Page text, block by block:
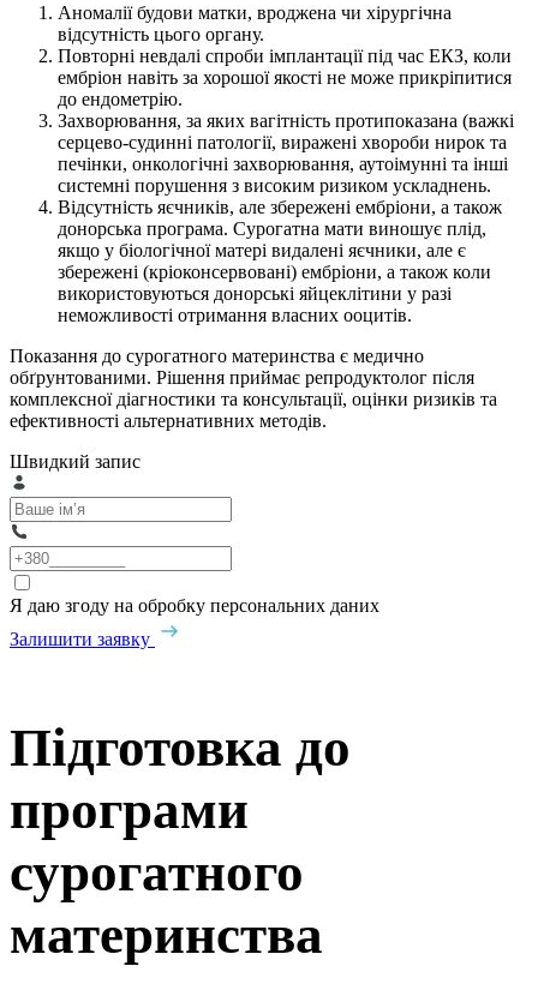
Аномалії будови матки, вроджена чи хірургічна
відсутність цього органу.
Повторні невдалі спроби імплантації під час ЕКЗ, коли
ембріон навіть за хорошої якості не може прикріпитися
до ендометрію.
Захворювання, за яких вагітність протипоказана (важкі
серцево-судинні патології, виражені хвороби нирок та
печінки, онкологічні захворювання, аутоімунні та інші
системні порушення з високим ризиком ускладнень.
Відсутність яєчників, але збережені ембріони, а також
донорська програма. Сурогатна мати виношує плід,
якщо у біологічної матері видалені яєчники, але є
збережені (кріоконсервовані) ембріони, а також коли
використовуються донорські яйцеклітини у разі
неможливості отримання власних ооцитів.
Показання до сурогатного материнства є медично
обґрунтованими. Рішення приймає репродуктолог після
комплексної діагностики та консультації, оцінки ризиків та
ефективності альтернативних методів.
Швидкий запис
Я даю згоду на обробку персональних даних
Залишити заявку
Підготовка до
програми
сурогатного
материнства